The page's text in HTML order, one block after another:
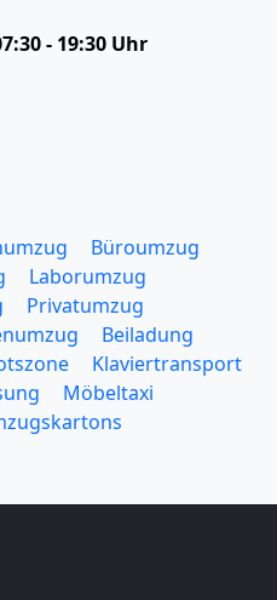
- 19:30 Uhr
Büroumzug
Laborumzug
Privatumzug
Beiladung
Klaviertransport
Möbeltaxi